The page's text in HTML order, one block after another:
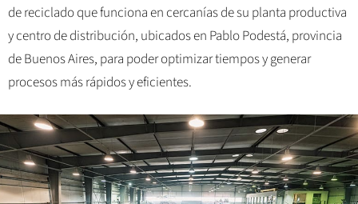
de reciclado que funciona en cercanías de su planta productiva
y centro de distribución, ubicados en Pablo Podestá, provincia
de Buenos Aires, para poder optimizar tiempos y generar
procesos más rápidos y eficientes.